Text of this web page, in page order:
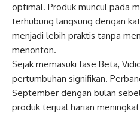
optimal. Produk muncul pada
terhubung langsung dengan
menjadi lebih praktis tanpa
menonton.
Sejak memasuki fase Beta,
pertumbuhan signifikan.
September dengan bulan
produk terjual harian